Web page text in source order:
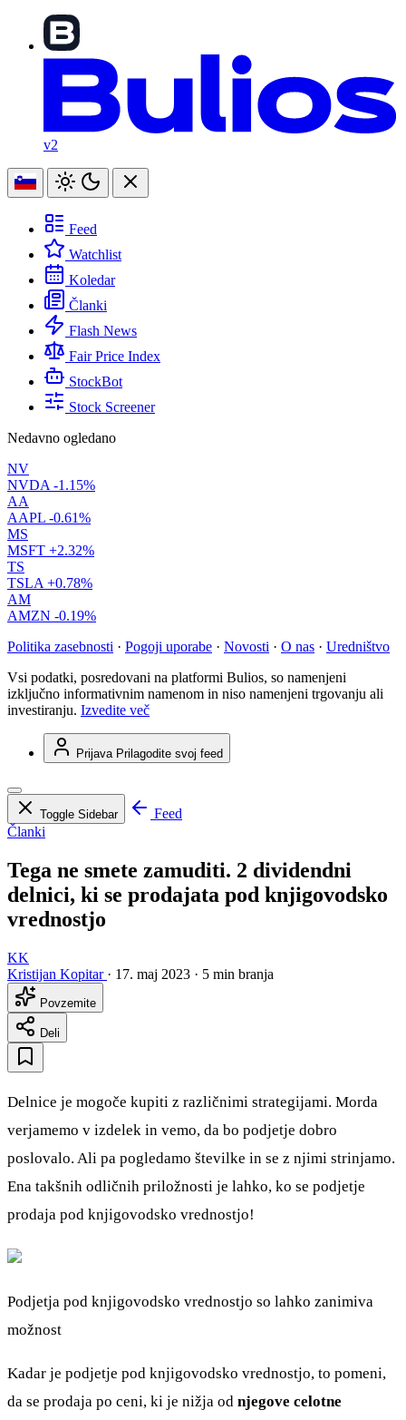
v2
Feed
Watchlist
Koledar
Članki
Flash News
Fair Price Index
StockBot
Stock Screener
Nedavno ogledano
NV
NVDA -1.15%
AA
AAPL -0.61%
MS
MSFT +2.32%
TS
TSLA +0.78%
AM
AMZN -0.19%
Politika zasebnosti · Pogoji uporabe · Novosti · O nas · Uredništvo
Vsi podatki, posredovani na platformi Bulios, so namenjeni
izključno informativnim namenom in niso namenjeni trgovanju ali
investiranju. Izvedite več
Prijava Prilagodite svoj feed
Toggle Sidebar
Feed
Članki
Tega ne smete zamuditi. 2 dividendni
delnici, ki se prodajata pod knjigovodsko
vrednostjo
KK
Kristijan Kopitar · 17. maj 2023 · 5 min branja
Povzemite
Deli
Delnice je mogoče kupiti z različnimi strategijami. Morda
verjamemo v izdelek in vemo, da bo podjetje dobro
poslovalo. Ali pa pogledamo številke in se z njimi strinjamo.
Ena takšnih odličnih priložnosti je lahko, ko se podjetje
prodaja pod knjigovodsko vrednostjo!
Podjetja pod knjigovodsko vrednostjo so lahko zanimiva
možnost
Kadar je podjetje pod knjigovodsko vrednostjo, to pomeni,
da se prodaja po ceni, ki je nižja od njegove celotne